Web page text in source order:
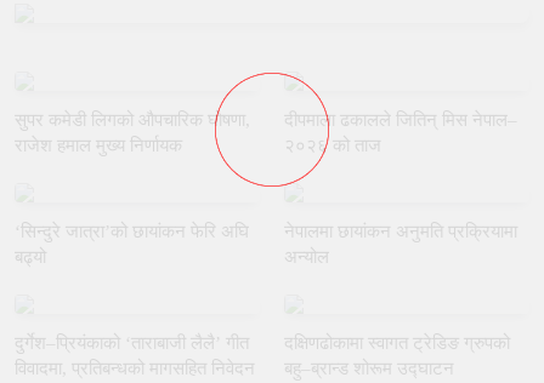
सुपर कमेडी लिगको औपचारिक घोषणा,
राजेश हमाल मुख्य निर्णायक
दीपमाला ढकालले जितिन् मिस नेपाल–
२०२६ को ताज
‘सिन्दुरे जात्रा’को छायांकन फेरि अघि
बढ्यो
नेपालमा छायांकन अनुमति प्रक्रियामा
अन्योल
दुर्गेश–प्रियंकाको ‘ताराबाजी लैलै’ गीत
विवादमा, प्रतिबन्धको मागसहित निवेदन
दक्षिणढोकामा स्वागत ट्रेडिङ ग्रुपको
बहु–ब्रान्ड शोरूम उद्घाटन